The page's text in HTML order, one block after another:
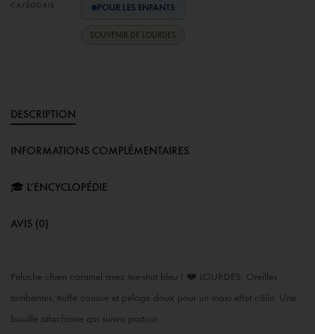
CATÉGORIE POUR LES ENFANTS
SOUVENIR DE LOURDES
DESCRIPTION
INFORMATIONS COMPLÉMENTAIRES
🎓 L’ENCYCLOPÉDIE
AVIS (0)
Peluche chien caramel avec tee-shirt bleu I ❤️ LOURDES. Oreilles
tombantes, truffe cousue et pelage doux pour un maxi effet câlin. Une
bouille attachante qui suivra partout.